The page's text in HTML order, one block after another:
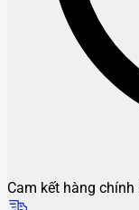
Cam kết hàng chính